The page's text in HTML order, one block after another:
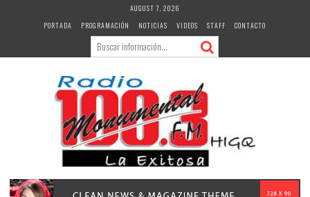
AUGUST 7, 2026
PORTADA
PROGRAMACIÓN NOTICIAS VIDEOS STAFF CONTACTO